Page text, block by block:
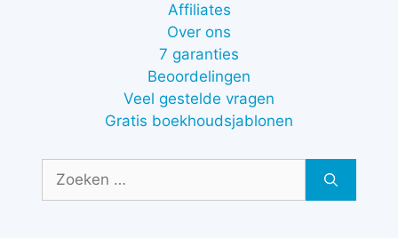
Affiliates
Over ons
7 garanties
Beoordelingen
Veel gestelde vragen
Gratis boekhoudsjablonen
Zoek